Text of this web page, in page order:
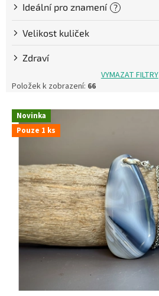
Ideální pro znamení ?
Velikost kuliček
Zdraví
VYMAZAT FILTRY
Položek k zobrazení: 66
V
p
Novinka
Pouze 1 ks